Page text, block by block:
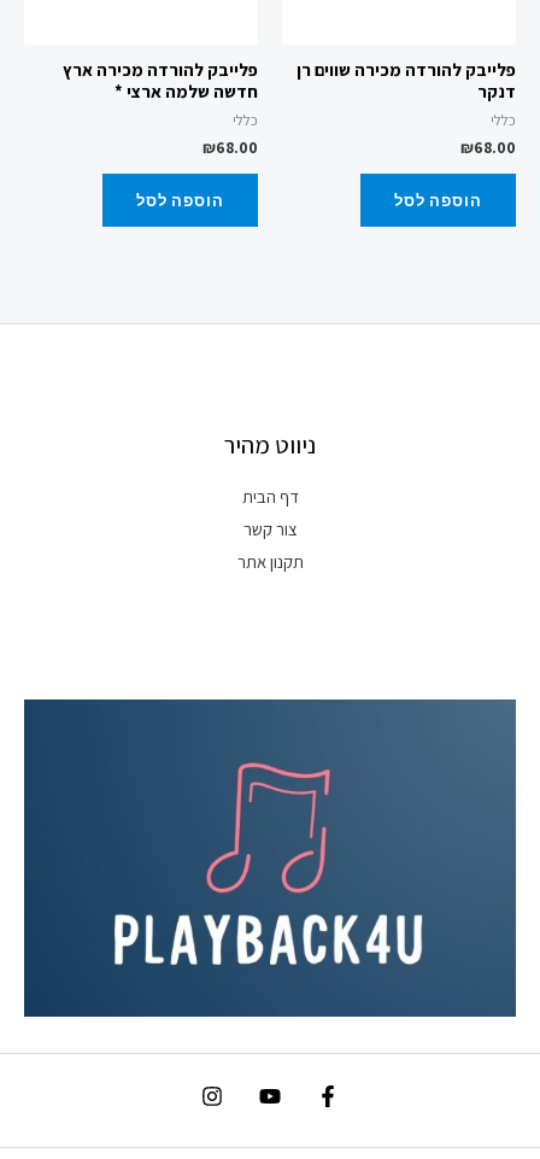
פלייבק להורדה מכירה שווים רן
דנקר
כללי
₪68.00
הוספה לסל
פלייבק להורדה מכירה ארץ
חדשה שלמה ארצי *
כללי
₪68.00
הוספה לסל
ניווט מהיר
דף הבית
צור קשר
תקנון אתר